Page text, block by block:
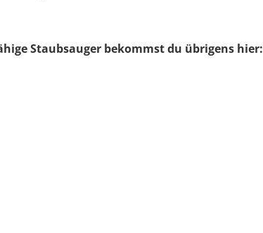
Staubsauger bekommst du übrigens hier: